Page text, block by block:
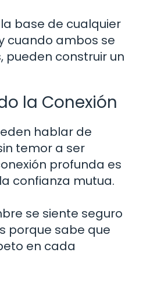
base de cualquier
cuando ambos se
pueden construir un
la Conexión
hablar de
temor a ser
profunda es
confianza mutua.
se siente seguro
porque sabe que
en cada